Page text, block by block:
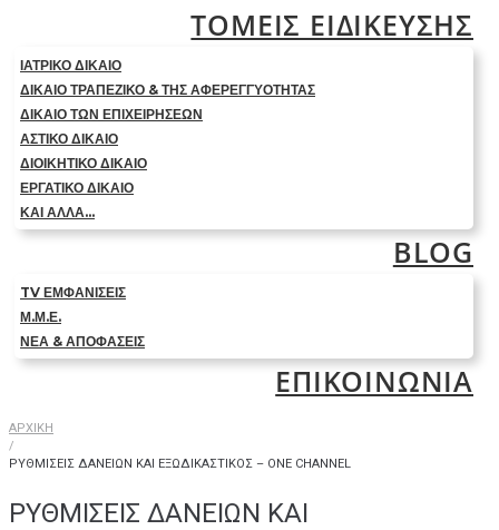
ΤΟΜΕΙΣ ΕΙΔΙΚΕΥΣΗΣ
ΙΑΤΡΙΚΟ ΔΙΚΑΙΟ
ΔΙΚΑΙΟ ΤΡΑΠΕΖΙΚΟ & ΤΗΣ ΑΦΕΡΕΓΓΥΟΤΗΤΑΣ
ΔΙΚΑΙΟ ΤΩΝ ΕΠΙΧΕΙΡΗΣΕΩΝ
ΑΣΤΙΚΟ ΔΙΚΑΙΟ
ΔΙΟΙΚΗΤΙΚΟ ΔΙΚΑΙΟ
ΕΡΓΑΤΙΚΟ ΔΙΚΑΙΟ
ΚΑΙ ΑΛΛΑ…
BLOG
TV ΕΜΦΑΝΙΣΕΙΣ
Μ.Μ.Ε.
ΝΕΑ & ΑΠΟΦΑΣΕΙΣ
ΕΠΙΚΟΙΝΩΝΙΑ
ΑΡΧΙΚΗ
/
ΡΥΘΜΙΣΕΙΣ ΔΑΝΕΙΩΝ ΚΑΙ ΕΞΩΔΙΚΑΣΤΙΚΟΣ – ONE CHANNEL
ΡΥΘΜΙΣΕΙΣ ΔΑΝΕΙΩΝ ΚΑΙ